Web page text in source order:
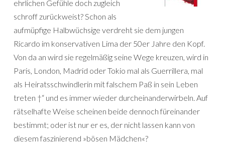
ehrlichen Gefühle doch zugleich
schroff zurückweist? Schon als
aufmüpfige Halbwüchsige verdreht sie dem jungen
Ricardo im konservativen Lima der 50er Jahre den Kopf.
Von da an wird sie regelmäßig seine Wege kreuzen, wird in
Paris, London, Madrid oder Tokio mal als Guerrillera, mal
als Heiratsschwindlerin mit falschem Paß in sein Leben
treten †“ und es immer wieder durcheinanderwirbeln. Auf
rätselhafte Weise scheinen beide dennoch füreinander
bestimmt; oder ist nur er es, der nicht lassen kann von
diesem faszinierend »bösen Mädchen«?